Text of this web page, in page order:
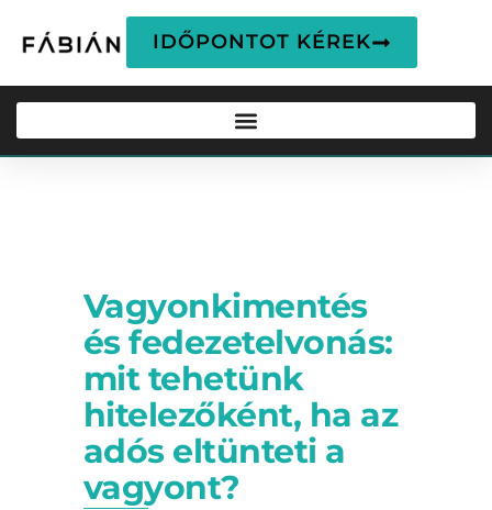
IDŐPONTOT KÉREK
Vagyonkimentés
és fedezetelvonás:
mit tehetünk
hitelezőként, ha az
adós eltünteti a
vagyont?